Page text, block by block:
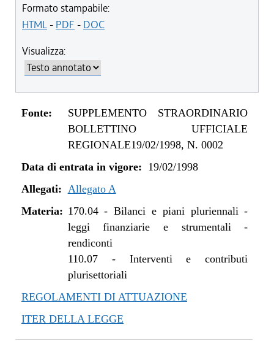
Formato stampabile:
HTML- PDF - DOC
Visualizza:
Fonte:
SUPPLEMENTO STRAORDINARIO
BOLLETTINO UFFICIALE
REGIONALE19/02/1998, N. 0002
Data di entrata in vigore: 19/02/1998
Allegati: Allegato A
Materia: 170.04-Bilanci e piani pluriennali -
leggi finanziarie e strumentali -
rendiconti
110.07- Interventi e contributi
plurisettoriali
REGOLAMENTI DI ATTUAZIONE
ITER DELLA LEGGE